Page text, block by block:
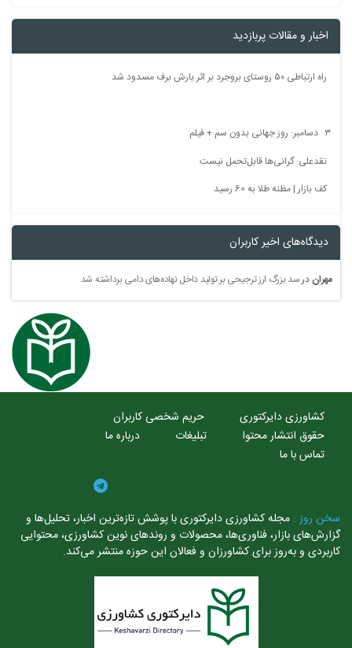
اخبار و مقالات پربازدید
راه ارتباطی ۵۰ روستای بروجرد بر اثر بارش برف مسدود شد
۳ دسامبر: روز جهانی بدون سم + فیلم
نقدعلی: گرانی‌ها قابل‌تحمل نیست
کف بازار | مظنه طلا به 60 رسید
دیدگاه‌های اخیر کاربران
مهراندرسد بزرگ ارز ترجیحی بر تولید داخل نهاده‌های دامی برداشته شد
کشاورزی دایرکتوری
حریم شخصی کاربران
حقوق انتشار محتوا
تبلیغات
درباره ما
تماس با ما
سخن روز : مجله کشاورزی دایرکتوری با پوشش تازه‌ترین اخبار، تحلیل‌ها و
گزارش‌های بازار، فناوری‌ها، محصولات و روندهای نوین کشاورزی، محتوایی
کاربردی و به‌روز برای کشاورزان و فعالان این حوزه منتشر می‌کند.